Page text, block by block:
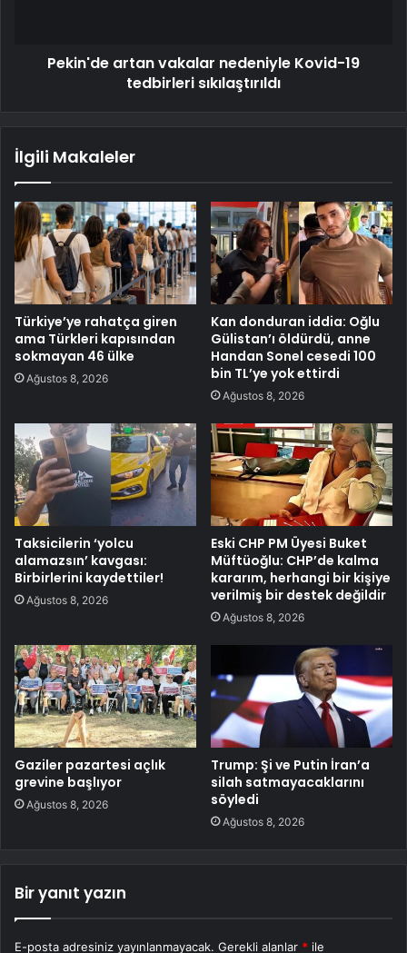
Pekin'de artan vakalar nedeniyle Kovid-19
tedbirleri sıkılaştırıldı
İlgili Makaleler
Türkiye’ye rahatça giren
ama Türkleri kapısından
sokmayan 46 ülke
Ağustos 8, 2026
Kan donduran iddia: Oğlu
Gülistan’ı öldürdü, anne
Handan Sonel cesedi 100
bin TL’ye yok ettirdi
Ağustos 8, 2026
Taksicilerin ‘yolcu
alamazsın’ kavgası:
Birbirlerini kaydettiler!
Ağustos 8, 2026
Eski CHP PM Üyesi Buket
Müftüoğlu: CHP’de kalma
kararım, herhangi bir kişiye
verilmiş bir destek değildir
Ağustos 8, 2026
Gaziler pazartesi açlık
grevine başlıyor
Ağustos 8, 2026
Trump: Şi ve Putin İran’a
silah satmayacaklarını
söyledi
Ağustos 8, 2026
Bir yanıt yazın
E-posta adresiniz yayınlanmayacak. Gerekli alanlar * ile